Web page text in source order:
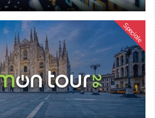
Speciale